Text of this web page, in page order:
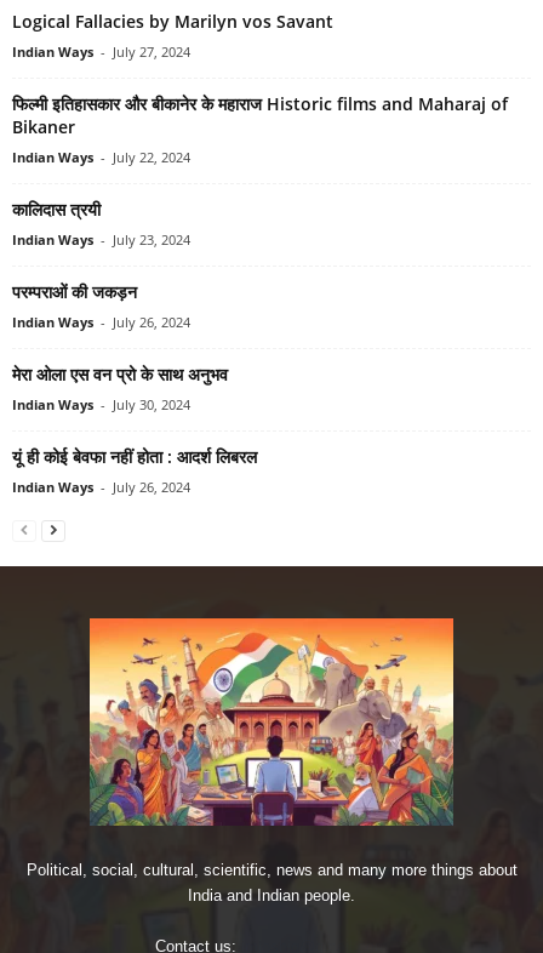
Logical Fallacies by Marilyn vos Savant
Indian Ways - July 27, 2024
फिल्‍मी इतिहासकार और बीकानेर के महाराज Historic films and Maharaj of
Bikaner
Indian Ways - July 22, 2024
कालिदास त्रयी
Indian Ways - July 23, 2024
परम्पराओं की जकड़न
Indian Ways - July 26, 2024
मेरा ओला एस वन प्रो के साथ अनुभव
Indian Ways - July 30, 2024
यूं ही कोई बेवफा नहीं होता : आदर्श लिबरल
Indian Ways - July 26, 2024
Political, social, cultural, scientific, news and many more things about
India and Indian people.
Contact us: